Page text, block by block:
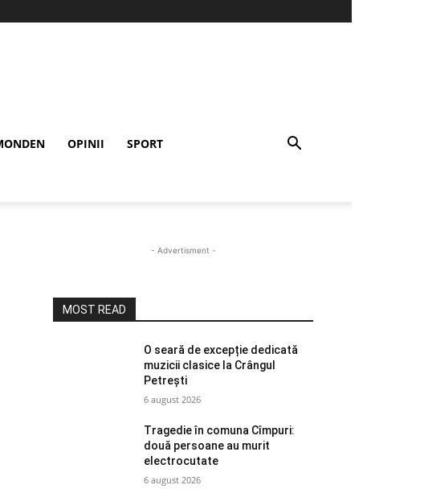
OPINII SPORT
- Advertisment -
MOST READ
O seară de excepție dedicată
muzicii clasice la Crângul
Petrești
6 august 2026
Tragedie în comuna Cîmpuri:
două persoane au murit
electrocutate
6 august 2026